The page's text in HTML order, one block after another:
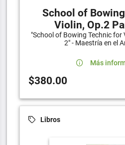
School of
Violin, Op.2
"School of Bowing Technic for
2" - Maestría en el
Más
$380.00
Libros